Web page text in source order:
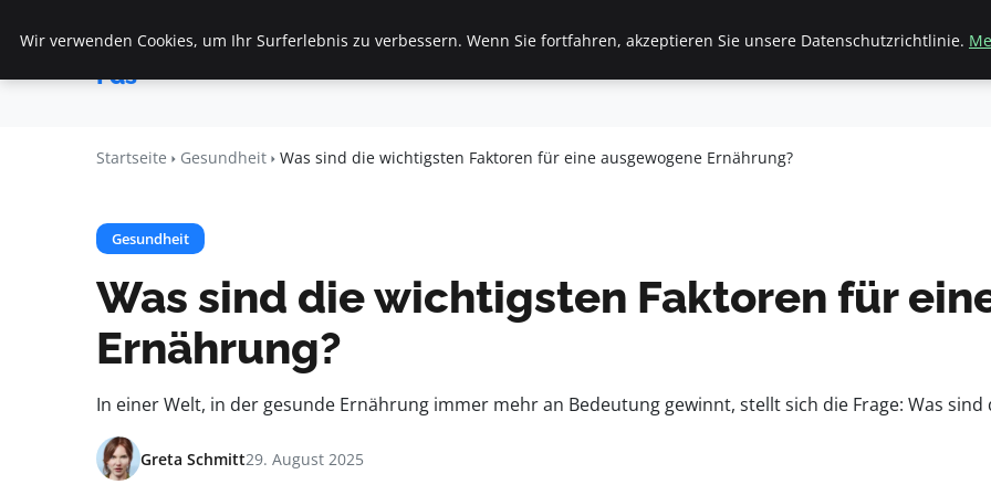
Veranstaltungen
Fds
Startseite Finanzen & Immobilien Frauen / Mode General
Startseite Gesundheit Was sind die wichtigsten Faktoren für eine ausgewogene Ernährung?
Gesundheit
Was sind die wichtigsten Faktoren für
Ernährung?
In einer Welt, in der gesunde Ernährung immer mehr an Bedeutung gewinnt, stellt sich die Frage: Was
Greta Schmitt29. August 2025
Wir verwenden Cookies, um Ihr Surferlebnis zu verbessern. Wenn Sie fortfahren, akzeptieren Sie unsere Datenschutzrichtlinie.